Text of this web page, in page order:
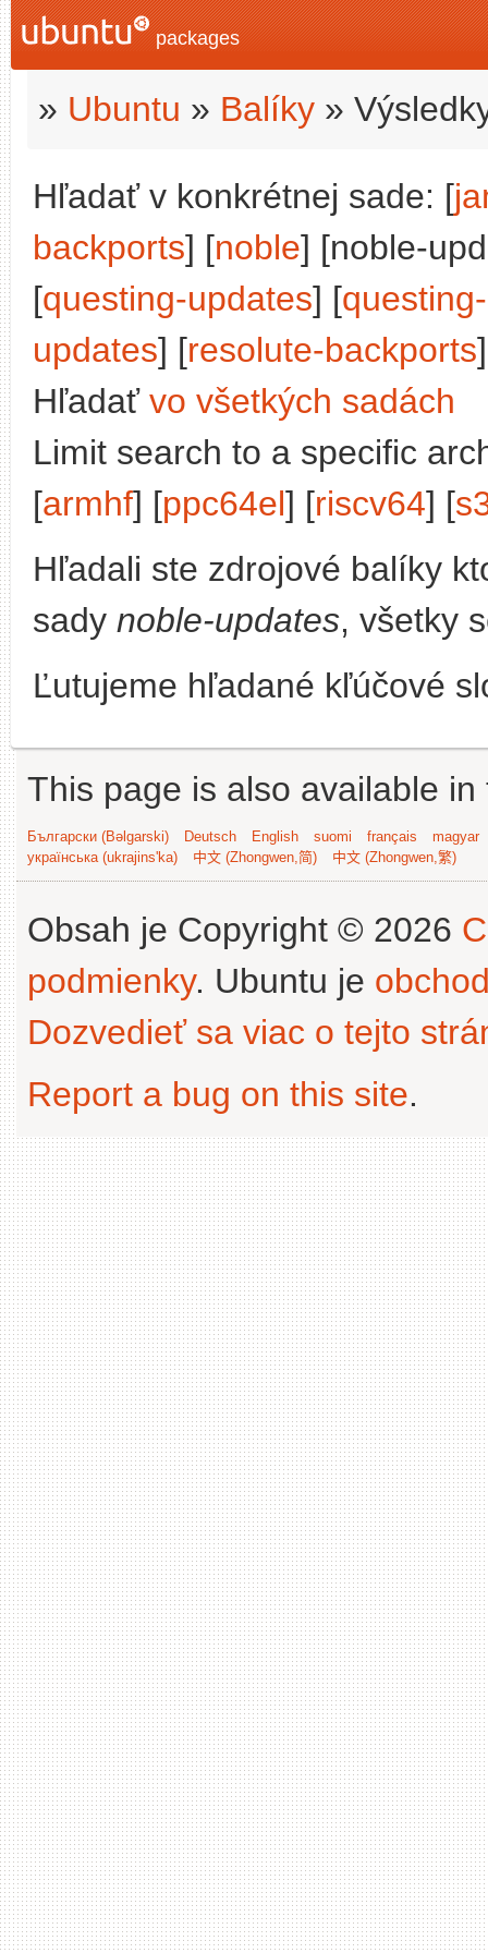
packages
» Ubuntu » Balíky »
Hľadať v konkrétnej sade: [
backports] [noble] [noble-
[questing-updates] [
updates] [resolute-backports
Hľadať vo všetkých sadách
Limit search to a specific
[armhf] [ppc64el] [riscv64] [
Hľadali ste zdrojové balíky
sady noble-updates, všetky
Ľutujeme hľadané kľúčové
This page is also available
Български (Bəlgarski) Deutsch English suomi français
magyar
українська (ukrajins'ka)
中文 (Zhongwen,简) 中文 (Zhongwen,繁)
Obsah je Copyright © 2026
podmienky. Ubuntu je
Dozvedieť sa viac o tejto
Report a bug on this site.